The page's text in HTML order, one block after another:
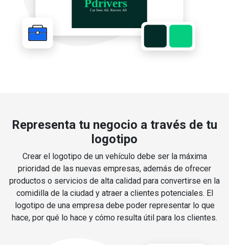
Representa tu negocio a través de tu
logotipo
Crear el logotipo de un vehículo debe ser la máxima
prioridad de las nuevas empresas, además de ofrecer
productos o servicios de alta calidad para convertirse en la
comidilla de la ciudad y atraer a clientes potenciales. El
logotipo de una empresa debe poder representar lo que
hace, por qué lo hace y cómo resulta útil para los clientes.